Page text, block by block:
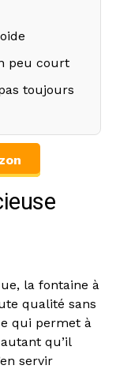
peu court
toujours
la fontaine à
qualité sans
qui permet à
qu’il
servir